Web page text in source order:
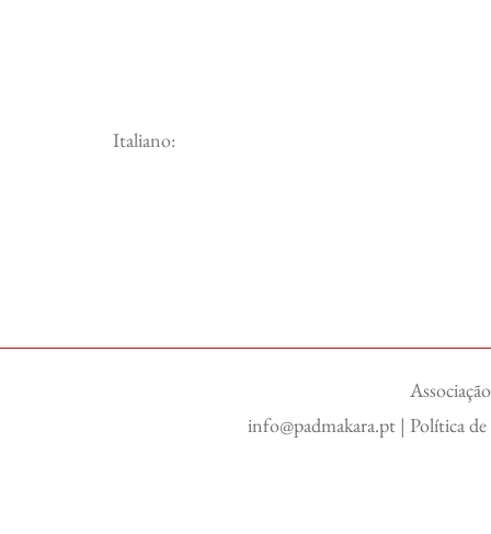
Italiano:
info@padmakara.pt | Política